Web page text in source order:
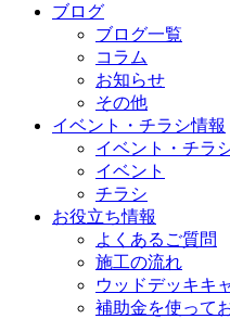
ブログ
ブログ一覧
コラム
お知らせ
その他
イベント・チラシ情報
イベント・チラ
イベント
チラシ
お役立ち情報
よくあるご質問
施工の流れ
ウッドデッキキ
補助金を使って